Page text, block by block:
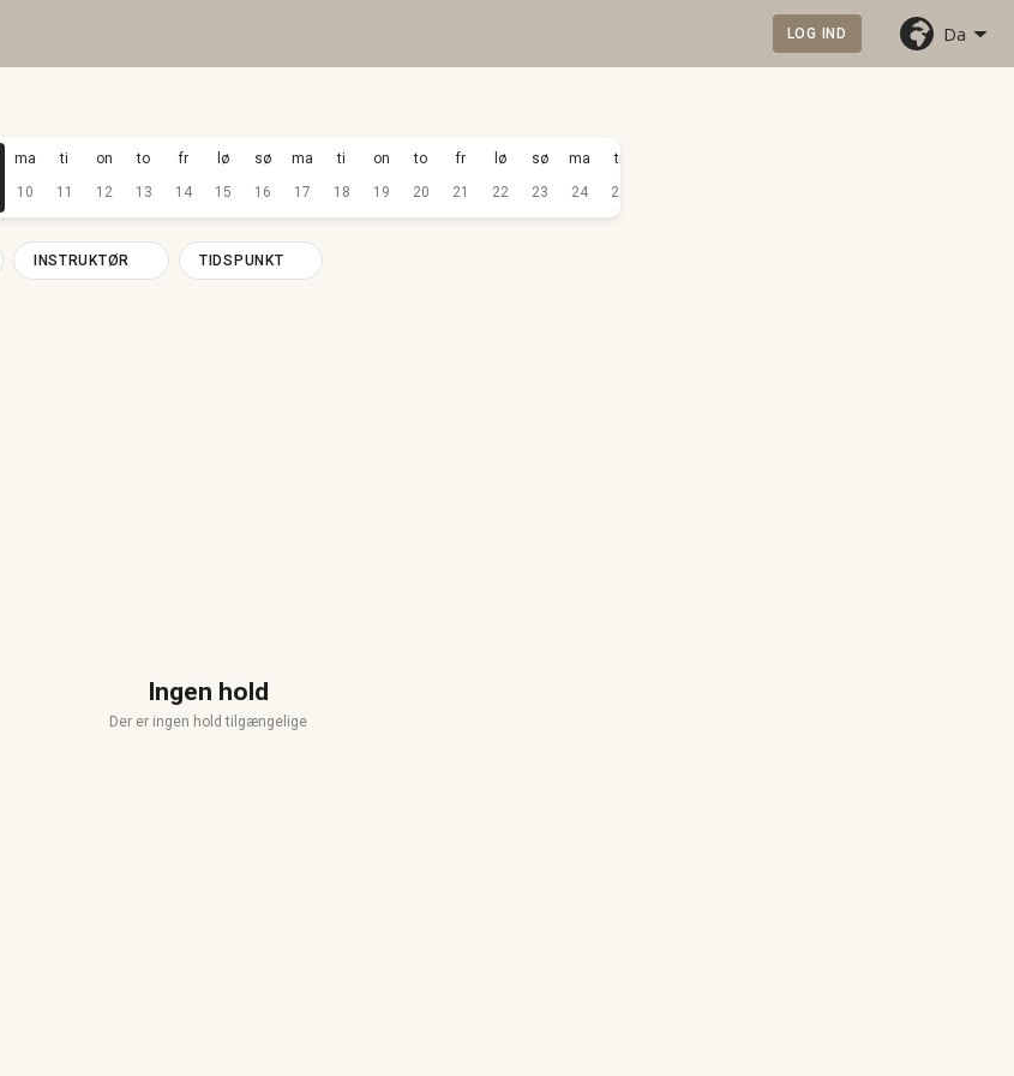
LOG IND Da
ma
10
ti
11
on
12
to
13
fr
14
lø
15
sø
16
ma
17
ti
18
on
19
to
20
fr
21
lø
22
sø
23
ma
24
ti
25
INSTRUKTØR TIDSPUNKT
Ingen hold
Der er ingen hold tilgængelige